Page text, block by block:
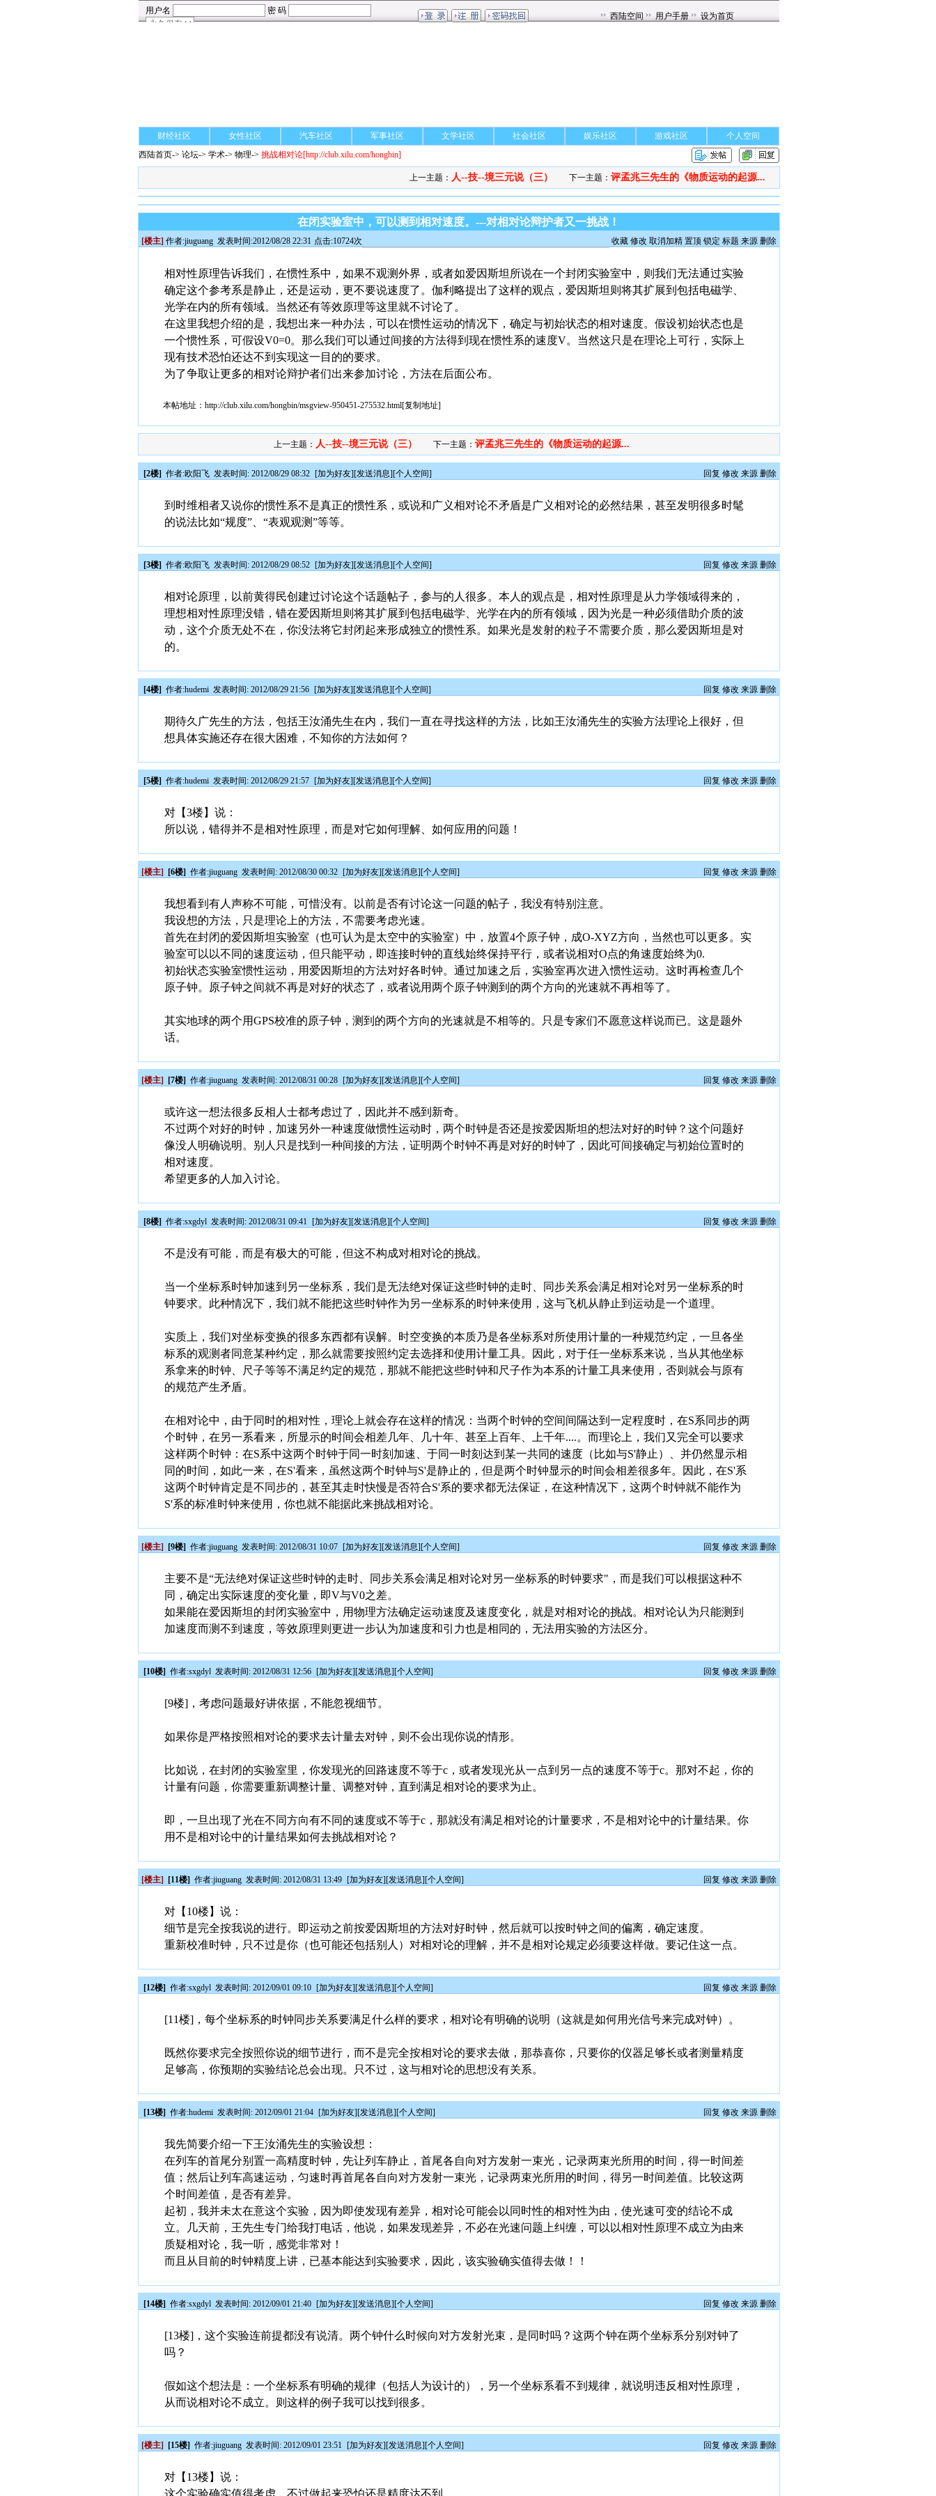
财经社区 女性社区 汽车社区 军事社区 文学社区 社会社区 娱乐社区 游戏社区
个人空间
西陆首页-> 论坛-> 学术-> 物理-> 挑战相对论[http://club.xilu.com/hongbin]
上一主题： 人--技--境三元说（三） 下一主题： 评孟兆三先生的《物质运动的起源...
在闭实验室中，可以测到相对速度。---对相对论辩护者又一挑战！
[楼主] 作者:jiuguang 发表时间:2012/08/28 22:31 收藏 修改 取消加精 置顶 锁定 标题 来源 删除
点击:10724次
相对性原理告诉我们，在惯性系中，如果不观测外界，或者如爱因斯坦所说在一个封闭实验室中，则我们无法通过实验
确定这个参考系是静止，还是运动，更不要说速度了。伽利略提出了这样的观点，爱因斯坦则将其扩展到包括电磁学、
光学在内的所有领域。当然还有等效原理等这里就不讨论了。
在这里我想介绍的是，我想出来一种办法，可以在惯性运动的情况下，确定与初始状态的相对速度。假设初始状态也是
一个惯性系，可假设V0=0。那么我们可以通过间接的方法得到现在惯性系的速度V。当然这只是在理论上可行，实际上
现有技术恐怕还达不到实现这一目的的要求。
为了争取让更多的相对论辩护者们出来参加讨论，方法在后面公布。
本帖地址： http://club.xilu.com/hongbin/msgview-950451-275532.html[复制地址]
上一主题： 人--技--境三元说（三） 下一主题：评孟兆三先生的《物质运动的起源...
[2楼] 作者:欧阳飞 发表时间: 2012/08/29 08:32 [加为好友][发送消息][个人空间] 回复 修改 来源 删除
到时维相者又说你的惯性系不是真正的惯性系，或说和广义相对论不矛盾是广义相对论的必然结果，甚至发明很多时髦
的说法比如“规度”、“表观观测”等等。
[3楼] 作者:欧阳飞 发表时间: 2012/08/29 08:52 [加为好友][发送消息][个人空间] 回复 修改 来源 删除
相对论原理，以前黄得民创建过讨论这个话题帖子，参与的人很多。本人的观点是，相对性原理是从力学领域得来的，
理想相对性原理没错，错在爱因斯坦则将其扩展到包括电磁学、光学在内的所有领域，因为光是一种必须借助介质的波
动，这个介质无处不在，你没法将它封闭起来形成独立的惯性系。如果光是发射的粒子不需要介质，那么爱因斯坦是对
的。
[4楼] 作者:hudemi 发表时间: 2012/08/29 21:56 [加为好友][发送消息][个人空间] 回复 修改 来源 删除
期待久广先生的方法，包括王汝涌先生在内，我们一直在寻找这样的方法，比如王汝涌先生的实验方法理论上很好，但
想具体实施还存在很大困难，不知你的方法如何？
[5楼] 作者:hudemi 发表时间: 2012/08/29 21:57 [加为好友][发送消息][个人空间] 回复 修改 来源 删除
对【3楼】说：
所以说，错得并不是相对性原理，而是对它如何理解、如何应用的问题！
[楼主] [6楼] 作者:jiuguang 发表时间: 2012/08/30 00:32 [加为好友][发送消息][个人空间] 回复 修改 来源 删除
我想看到有人声称不可能，可惜没有。以前是否有讨论这一问题的帖子，我没有特别注意。
我设想的方法，只是理论上的方法，不需要考虑光速。
首先在封闭的爱因斯坦实验室（也可认为是太空中的实验室）中，放置4个原子钟，成O-XYZ方向，当然也可以更多。实
验室可以以不同的速度运动，但只能平动，即连接时钟的直线始终保持平行，或者说相对O点的角速度始终为0.
初始状态实验室惯性运动，用爱因斯坦的方法对好各时钟。通过加速之后，实验室再次进入惯性运动。这时再检查几个
原子钟。原子钟之间就不再是对好的状态了，或者说用两个原子钟测到的两个方向的光速就不再相等了。
其实地球的两个用GPS校准的原子钟，测到的两个方向的光速就是不相等的。只是专家们不愿意这样说而已。这是题外
话。
[楼主] [7楼] 作者:jiuguang 发表时间: 2012/08/31 00:28 [加为好友][发送消息][个人空间] 回复 修改 来源 删除
或许这一想法很多反相人士都考虑过了，因此并不感到新奇。
不过两个对好的时钟，加速另外一种速度做惯性运动时，两个时钟是否还是按爱因斯坦的想法对好的时钟？这个问题好
像没人明确说明。别人只是找到一种间接的方法，证明两个时钟不再是对好的时钟了，因此可间接确定与初始位置时的
相对速度。
希望更多的人加入讨论。
[8楼] 作者:sxgdyl 发表时间: 2012/08/31 09:41 [加为好友][发送消息][个人空间] 回复 修改 来源 删除
不是没有可能，而是有极大的可能，但这不构成对相对论的挑战。
当一个坐标系时钟加速到另一坐标系，我们是无法绝对保证这些时钟的走时、同步关系会满足相对论对另一坐标系的时
钟要求。此种情况下，我们就不能把这些时钟作为另一坐标系的时钟来使用，这与飞机从静止到运动是一个道理。
实质上，我们对坐标变换的很多东西都有误解。时空变换的本质乃是各坐标系对所使用计量的一种规范约定，一旦各坐
标系的观测者同意某种约定，那么就需要按照约定去选择和使用计量工具。因此，对于任一坐标系来说，当从其他坐标
系拿来的时钟、尺子等等不满足约定的规范，那就不能把这些时钟和尺子作为本系的计量工具来使用，否则就会与原有
的规范产生矛盾。
在相对论中，由于同时的相对性，理论上就会存在这样的情况：当两个时钟的空间间隔达到一定程度时，在S系同步的两
个时钟，在另一系看来，所显示的时间会相差几年、几十年、甚至上百年、上千年....。而理论上，我们又完全可以要求
这样两个时钟：在S系中这两个时钟于同一时刻加速、于同一时刻达到某一共同的速度（比如与S'静止）、并仍然显示相
同的时间，如此一来，在S'看来，虽然这两个时钟与S'是静止的，但是两个时钟显示的时间会相差很多年。因此，在S'系
这两个时钟肯定是不同步的，甚至其走时快慢是否符合S'系的要求都无法保证，在这种情况下，这两个时钟就不能作为
S'系的标准时钟来使用，你也就不能据此来挑战相对论。
[楼主] [9楼] 作者:jiuguang 发表时间: 2012/08/31 10:07 [加为好友][发送消息][个人空间] 回复 修改 来源 删除
主要不是“无法绝对保证这些时钟的走时、同步关系会满足相对论对另一坐标系的时钟要求"，而是我们可以根据这种不
同，确定出实际速度的变化量，即V与V0之差。
如果能在爱因斯坦的封闭实验室中，用物理方法确定运动速度及速度变化，就是对相对论的挑战。相对论认为只能测到
加速度而测不到速度，等效原理则更进一步认为加速度和引力也是相同的，无法用实验的方法区分。
[10楼] 作者:sxgdyl 发表时间: 2012/08/31 12:56 [加为好友][发送消息][个人空间] 回复 修改 来源 删除
[9楼]，考虑问题最好讲依据，不能忽视细节。
如果你是严格按照相对论的要求去计量去对钟，则不会出现你说的情形。
比如说，在封闭的实验室里，你发现光的回路速度不等于c，或者发现光从一点到另一点的速度不等于c。那对不起，你的
计量有问题，你需要重新调整计量、调整对钟，直到满足相对论的要求为止。
即，一旦出现了光在不同方向有不同的速度或不等于c，那就没有满足相对论的计量要求，不是相对论中的计量结果。你
用不是相对论中的计量结果如何去挑战相对论？
[楼主] [11楼] 作者:jiuguang 发表时间: 2012/08/31 13:49 [加为好友][发送消息][个人空间] 回复 修改 来源 删除
对【10楼】说：
细节是完全按我说的进行。即运动之前按爱因斯坦的方法对好时钟，然后就可以按时钟之间的偏离，确定速度。
重新校准时钟，只不过是你（也可能还包括别人）对相对论的理解，并不是相对论规定必须要这样做。要记住这一点。
[12楼] 作者:sxgdyl 发表时间: 2012/09/01 09:10 [加为好友][发送消息][个人空间] 回复 修改 来源 删除
[11楼]，每个坐标系的时钟同步关系要满足什么样的要求，相对论有明确的说明（这就是如何用光信号来完成对钟）。
既然你要求完全按照你说的细节进行，而不是完全按相对论的要求去做，那恭喜你，只要你的仪器足够长或者测量精度
足够高，你预期的实验结论总会出现。只不过，这与相对论的思想没有关系。
[13楼] 作者:hudemi 发表时间: 2012/09/01 21:04 [加为好友][发送消息][个人空间] 回复 修改 来源 删除
我先简要介绍一下王汝涌先生的实验设想：
在列车的首尾分别置一高精度时钟，先让列车静止，首尾各自向对方发射一束光，记录两束光所用的时间，得一时间差
值；然后让列车高速运动，匀速时再首尾各自向对方发射一束光，记录两束光所用的时间，得另一时间差值。比较这两
个时间差值，是否有差异。
起初，我并未太在意这个实验，因为即使发现有差异，相对论可能会以同时性的相对性为由，使光速可变的结论不成
立。几天前，王先生专门给我打电话，他说，如果发现差异，不必在光速问题上纠缠，可以以相对性原理不成立为由来
质疑相对论，我一听，感觉非常对！
而且从目前的时钟精度上讲，已基本能达到实验要求，因此，该实验确实值得去做！！
[14楼] 作者:sxgdyl 发表时间: 2012/09/01 21:40 [加为好友][发送消息][个人空间] 回复 修改 来源 删除
[13楼]，这个实验连前提都没有说清。两个钟什么时候向对方发射光束，是同时吗？这两个钟在两个坐标系分别对钟了
吗？
假如这个想法是：一个坐标系有明确的规律（包括人为设计的），另一个坐标系看不到规律，就说明违反相对性原理，
从而说相对论不成立。则这样的例子我可以找到很多。
[楼主] [15楼] 作者:jiuguang 发表时间: 2012/09/01 23:51 [加为好友][发送消息][个人空间] 回复 修改 来源 删除
对【13楼】说：
这个实验确实值得考虑。不过做起来恐怕还是精度达不到。